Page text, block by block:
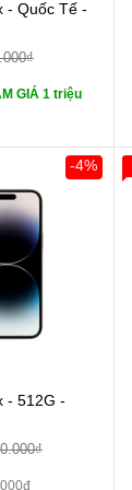
iPhone 6S
iPhone X
phòng và
- Quốc Tế -
GIÁ 1 triệu
- 512G -
-4%